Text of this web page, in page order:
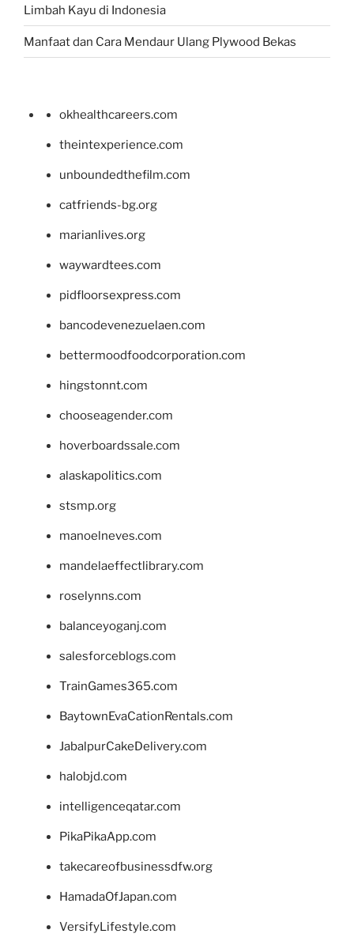
Limbah Kayu di Indonesia
Manfaat dan Cara Mendaur Ulang Plywood Bekas
okhealthcareers.com
theintexperience.com
unboundedthefilm.com
catfriends-bg.org
marianlives.org
waywardtees.com
pidfloorsexpress.com
bancodevenezuelaen.com
bettermoodfoodcorporation.com
hingstonnt.com
chooseagender.com
hoverboardssale.com
alaskapolitics.com
stsmp.org
manoelneves.com
mandelaeffectlibrary.com
roselynns.com
balanceyoganj.com
salesforceblogs.com
TrainGames365.com
BaytownEvaCationRentals.com
JabalpurCakeDelivery.com
halobjd.com
intelligenceqatar.com
PikaPikaApp.com
takecareofbusinessdfw.org
HamadaOfJapan.com
VersifyLifestyle.com